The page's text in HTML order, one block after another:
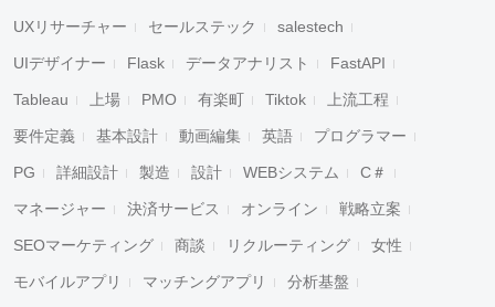
UXリサーチャー セールステック salestech
UIデザイナー Flask データアナリスト FastAPI
Tableau 上場 PMO 有楽町 Tiktok 上流工程
要件定義 基本設計 動画編集 英語 プログラマー
PG 詳細設計 製造 設計 WEBシステム C＃
マネージャー 決済サービス オンライン 戦略立案
SEOマーケティング 商談 リクルーティング 女性
モバイルアプリ マッチングアプリ 分析基盤